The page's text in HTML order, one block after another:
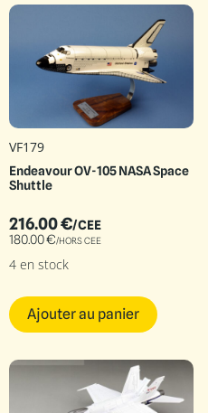
VF179
Endeavour OV-105 NASA Space
Shuttle
216.00€/CEE
180.00€/HORS CEE
4 en stock
Ajouter au panier